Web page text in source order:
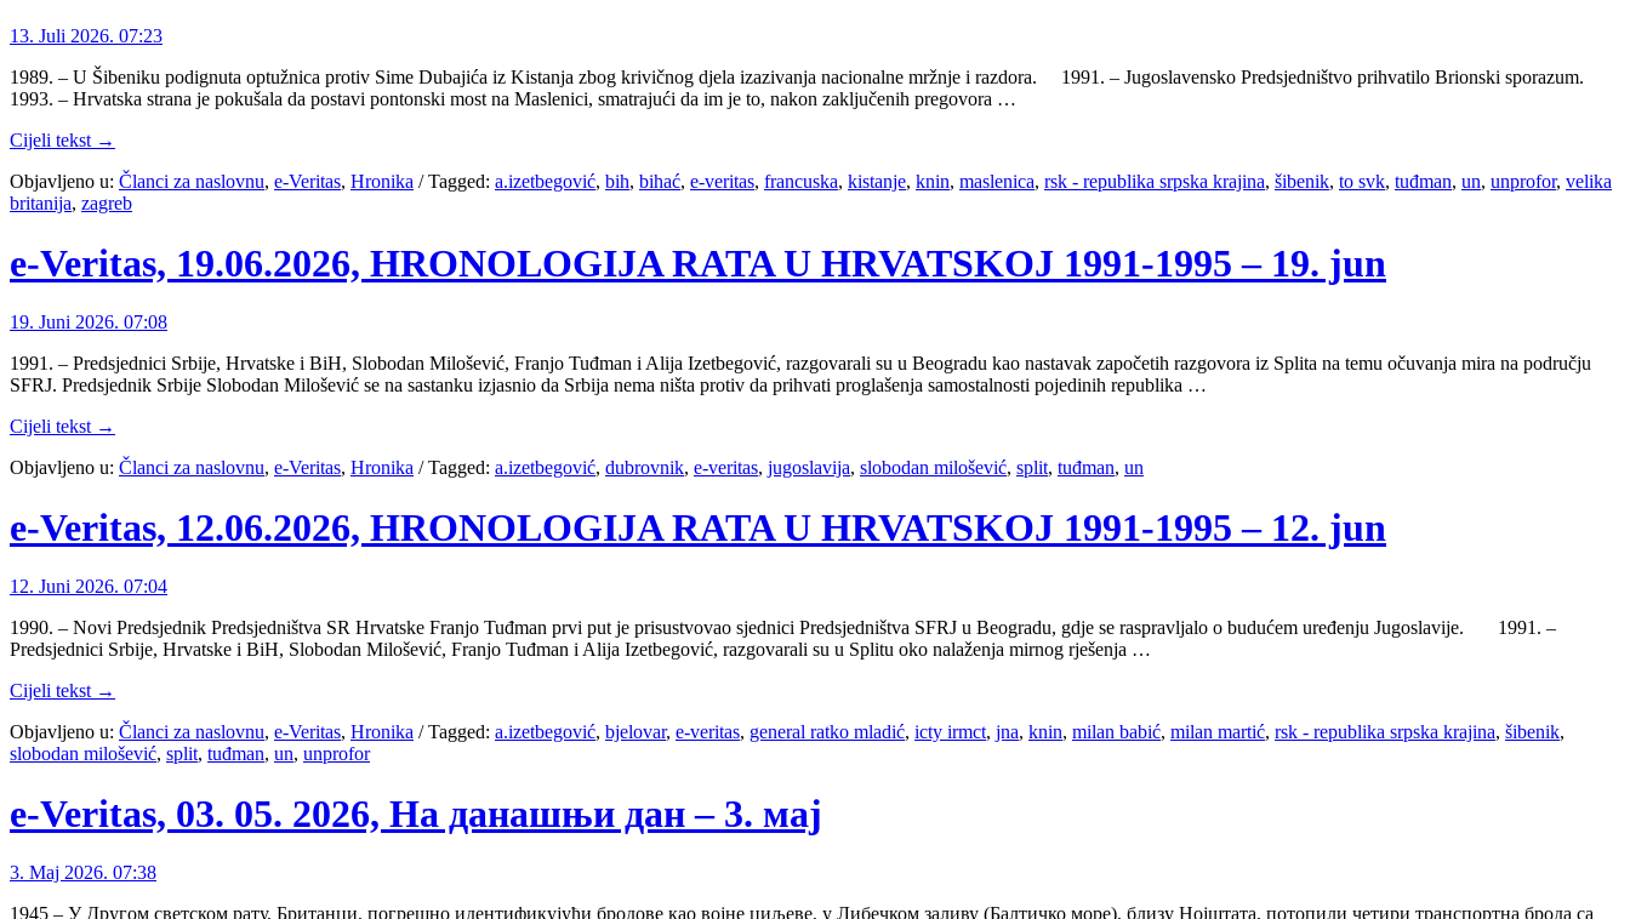
13. Juli 2026. 07:23
1989. – U Šibeniku podignuta optužnica protiv Sime Dubajića iz Kistanja zbog krivičnog djela izazivanja nacionalne mržnje i razdora. 1991. – Jugoslavensko Predsjedništvo prihvatilo Brionski sporazum.
1993. – Hrvatska strana je pokušala da postavi pontonski most na Maslenici, smatrajući da im je to, nakon zaključenih pregovora …
Cijeli tekst →
Objavljeno u: Članci za naslovnu, e-Veritas, Hronika /Tagged: a.izetbegović, bih, bihać, e-veritas, francuska, kistanje, knin, maslenica, rsk - republika srpska krajina, šibenik, to svk, tuđman, un, unprofor, velika
britanija, zagreb
e-Veritas, 19.06.2026, HRONOLOGIJA RATA U HRVATSKOJ 1991-1995 – 19. jun
19. Juni 2026. 07:08
1991. – Predsjednici Srbije, Hrvatske i BiH, Slobodan Milošević, Franjo Tuđman i Alija Izetbegović, razgovarali su u Beogradu kao nastavak započetih razgovora iz Splita na temu očuvanja mira na području
SFRJ. Predsjednik Srbije Slobodan Milošević se na sastanku izjasnio da Srbija nema ništa protiv da prihvati proglašenja samostalnosti pojedinih republika …
Cijeli tekst →
Objavljeno u: Članci za naslovnu, e-Veritas, Hronika /Tagged: a.izetbegović, dubrovnik, e-veritas, jugoslavija, slobodan milošević, split, tuđman, un
e-Veritas, 12.06.2026, HRONOLOGIJA RATA U HRVATSKOJ 1991-1995 – 12. jun
12. Juni 2026. 07:04
1990. – Novi Predsjednik Predsjedništva SR Hrvatske Franjo Tuđman prvi put je prisustvovao sjednici Predsjedništva SFRJ u Beogradu, gdje se raspravljalo o budućem uređenju Jugoslavije. 1991. –
Predsjednici Srbije, Hrvatske i BiH, Slobodan Milošević, Franjo Tuđman i Alija Izetbegović, razgovarali su u Splitu oko nalaženja mirnog rješenja …
Cijeli tekst →
Objavljeno u: Članci za naslovnu, e-Veritas, Hronika /Tagged: a.izetbegović, bjelovar, e-veritas, general ratko mladić, icty irmct, jna, knin, milan babić, milan martić, rsk - republika srpska krajina, šibenik,
slobodan milošević, split, tuđman, un, unprofor
e-Veritas, 03. 05. 2026, На данашњи дан – 3. мај
3. Maj 2026. 07:38
1945 – У Другом светском рату, Британци, погрешно идентификујући бродове као војне циљеве, у Либечком заливу (Балтичко море), близу Нојштата, потопили четири транспортна брода са